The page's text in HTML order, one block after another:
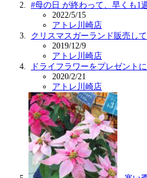
#母の日 が終わって、早くも
2022/5/15
アトレ川崎店
クリスマスガーランド販売し
2019/12/9
アトレ川崎店
ドライフラワーをプレゼン
2020/2/21
アトレ川崎店